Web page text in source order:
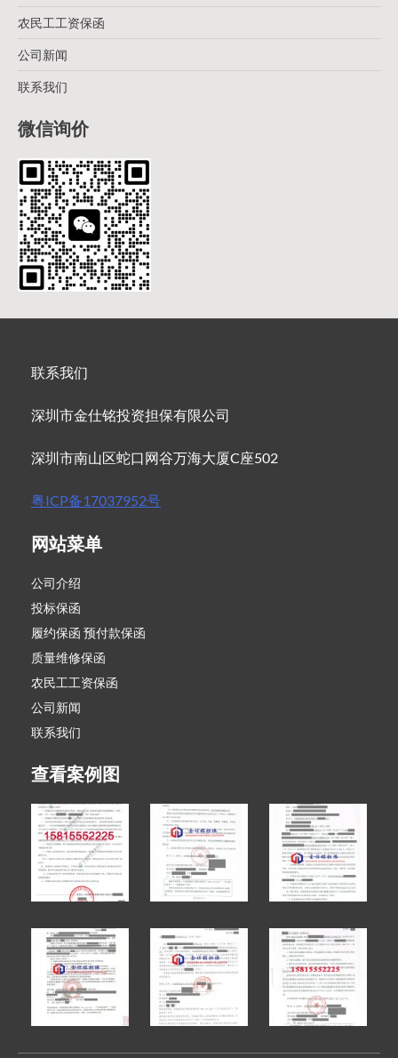
农民工工资保函
公司新闻
联系我们
微信询价
联系我们
深圳市金仕铭投资担保有限公司
深圳市南山区蛇口网谷万海大厦C座502
粤ICP备17037952号
网站菜单
公司介绍
投标保函
履约保函 预付款保函
质量维修保函
农民工工资保函
公司新闻
联系我们
查看案例图